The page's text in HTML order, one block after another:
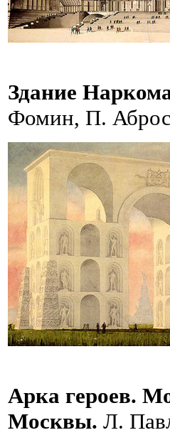
Здание
Фомин, П.
Арка героев.
Москвы. Л.